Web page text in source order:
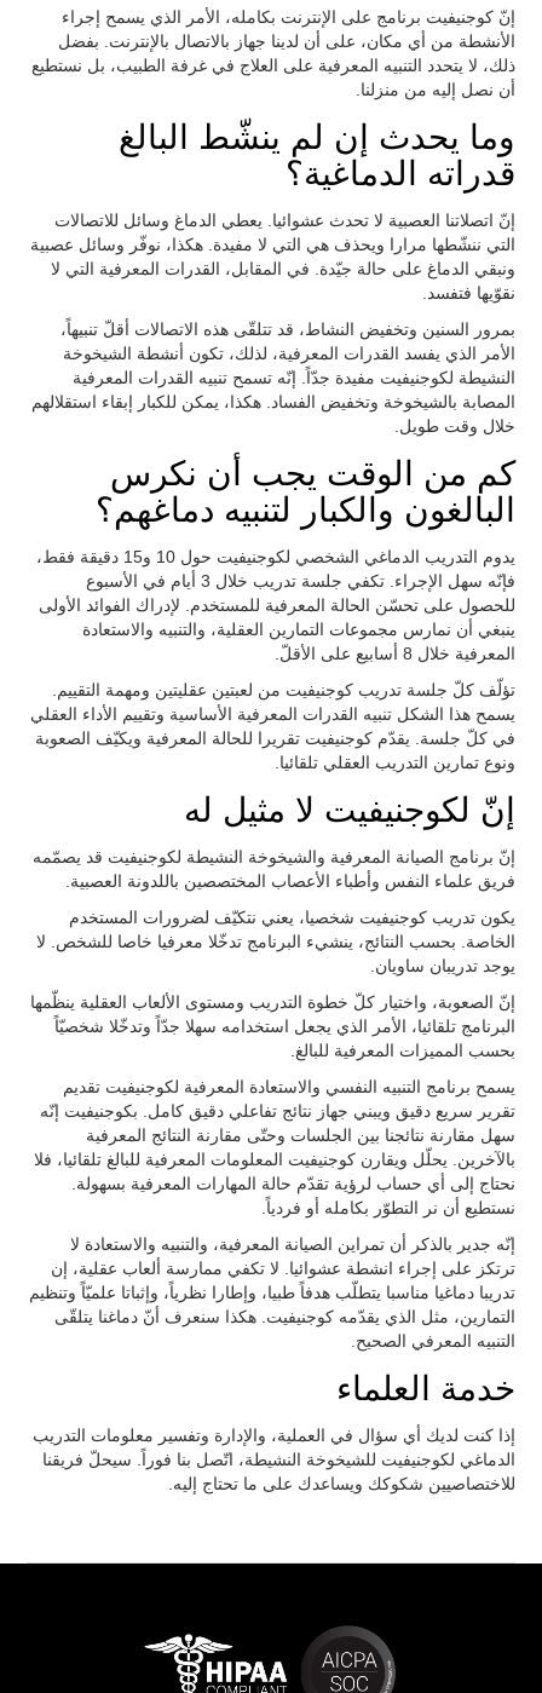
إنّ كوجنيفيت برنامج على الإنترنت بكامله، الأمر الذي يسمح إجراء
الأنشطة من أي مكان، على أن لدينا جهاز بالاتصال بالإنترنت. بفضل
ذلك، لا يتحدد التنبيه المعرفية على العلاج في غرفة الطبيب، بل نستطيع
أن نصل إليه من منزلنا.
وما يحدث إن لم ينشّط البالغ
قدراته الدماغية؟
إنّ اتصلاتنا العصبية لا تحدث عشوائيا. يعطي الدماغ وسائل للاتصالات
التي ننشّطها مرارا ويحذف هي التي لا مفيدة. هكذا، نوفّر وسائل عصبية
ونبقي الدماغ على حالة جيّدة. في المقابل، القدرات المعرفية التي لا
نقوّيها فتفسد.
بمرور السنين وتخفيض النشاط، قد تتلقّى هذه الاتصالات أقلّ تنبيهاً،
الأمر الذي يفسد القدرات المعرفية، لذلك، تكون أنشطة الشيخوخة
النشيطة لكوجنيفيت مفيدة جدّاً. إنّه تسمح تنبيه القدرات المعرفية
المصابة بالشيخوخة وتخفيض الفساد. هكذا، يمكن للكبار إبقاء استقلالهم
خلال وقت طويل.
كم من الوقت يجب أن نكرس
البالغون والكبار لتنبيه دماغهم؟
يدوم التدريب الدماغي الشخصي لكوجنيفيت حول 10 و15 دقيقة فقط،
فإنّه سهل الإجراء. تكفي جلسة تدريب خلال 3 أيام في الأسبوع
للحصول على تحسّن الحالة المعرفية للمستخدم. لإدراك الفوائد الأولى
ينبغي أن نمارس مجموعات التمارين العقلية، والتنبيه والاستعادة
المعرفية خلال 8 أسابيع على الأقلّ.
تؤلّف كلّ جلسة تدريب كوجنيفيت من لعبتين عقليتين ومهمة التقييم.
يسمح هذا الشكل تنبيه القدرات المعرفية الأساسية وتقييم الأداء العقلي
في كلّ جلسة. يقدّم كوجنيفيت تقريرا للحالة المعرفية ويكيّف الصعوبة
ونوع تمارين التدريب العقلي تلقائيا.
إنّ لكوجنيفيت لا مثيل له
إنّ برنامج الصيانة المعرفية والشيخوخة النشيطة لكوجنيفيت قد يصمّمه
فريق علماء النفس وأطباء الأعصاب المختصصين باللدونة العصبية.
يكون تدريب كوجنيفيت شخصيا، يعني نتكيّف لضرورات المستخدم
الخاصة. بحسب النتائج، ينشيء البرنامج تدخّلا معرفيا خاصا للشخص. لا
يوجد تدريبان ساويان.
إنّ الصعوبة، واختيار كلّ خطوة التدريب ومستوى الألعاب العقلية ينظّمها
البرنامج تلقائيا، الأمر الذي يجعل استخدامه سهلا جدّاً وتدخّلا شخصيّاً
بحسب المميزات المعرفية للبالغ.
يسمح برنامج التنبيه النفسي والاستعادة المعرفية لكوجنيفيت تقديم
تقرير سريع دقيق ويبني جهاز نتائج تفاعلي دقيق كامل. بكوجنيفيت إنّه
سهل مقارنة نتائجنا بين الجلسات وحتّى مقارنة النتائج المعرفية
بالآخرين. يحلّل ويقارن كوجنيفيت المعلومات المعرفية للبالغ تلقائيا، فلا
نحتاج إلى أي حساب لرؤية تقدّم حالة المهارات المعرفية بسهولة.
نستطيع أن نر التطوّر بكامله أو فردياً.
إنّه جدير بالذكر أن تمراين الصيانة المعرفية، والتنبيه والاستعادة لا
ترتكز على إجراء انشطة عشوائيا. لا تكفي ممارسة ألعاب عقلية، إن
تدريبا دماغيا مناسبا يتطلّب هدفاً طبيا، وإطارا نظرياً، وإثباتا علميّاً وتنظيم
التمارين، مثل الذي يقدّمه كوجنيفيت. هكذا سنعرف أنّ دماغنا يتلقّى
التنبيه المعرفي الصحيح.
خدمة العلماء
إذا كنت لديك أي سؤال في العملية، والإدارة وتفسير معلومات التدريب
الدماغي لكوجنيفيت للشيخوخة النشيطة، اتّصل بنا فوراً. سيحلّ فريقنا
للاختصاصيين شكوكك ويساعدك على ما تحتاج إليه.